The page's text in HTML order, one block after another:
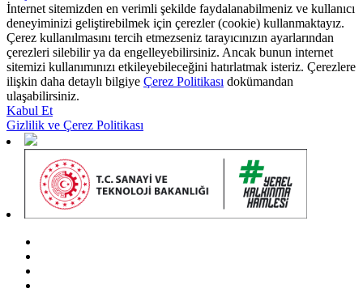
İnternet sitemizden en verimli şekilde faydalanabilmeniz ve kullanıcı
deneyiminizi geliştirebilmek için çerezler (cookie) kullanmaktayız.
Çerez kullanılmasını tercih etmezseniz tarayıcınızın ayarlarından
çerezleri silebilir ya da engelleyebilirsiniz. Ancak bunun internet
sitemizi kullanımınızı etkileyebileceğini hatırlatmak isteriz. Çerezlere
ilişkin daha detaylı bilgiye Çerez Politikası dokümandan
ulaşabilirsiniz.
Kabul Et
Gizlilik ve Çerez Politikası